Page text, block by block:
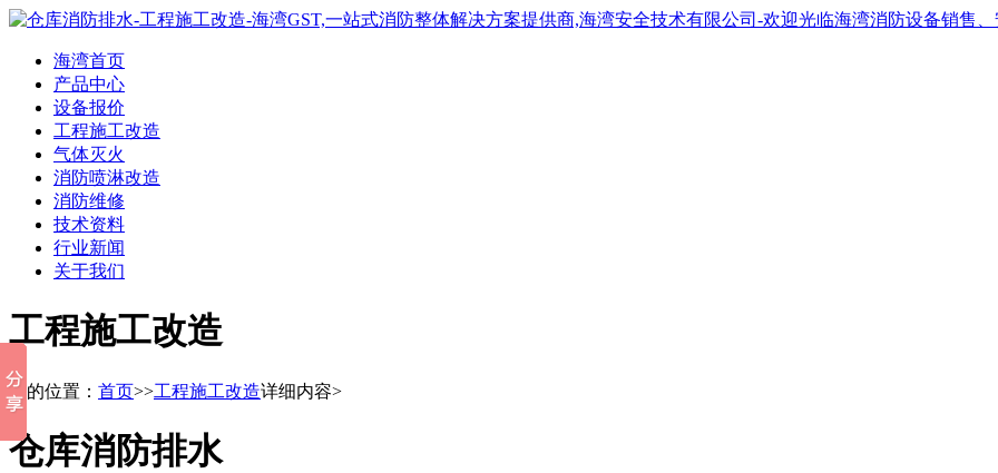
海湾首页
产品中心
设备报价
工程施工改造
气体灭火
消防喷淋改造
消防维修
技术资料
行业新闻
关于我们
工程施工改造
您的位置： 首页>>工程施工改造详细内容>
仓库消防排水